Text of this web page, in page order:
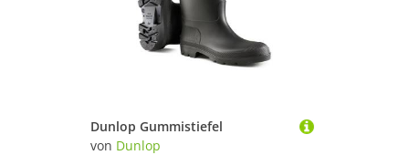
Dunlop Gummistiefel
von Dunlop